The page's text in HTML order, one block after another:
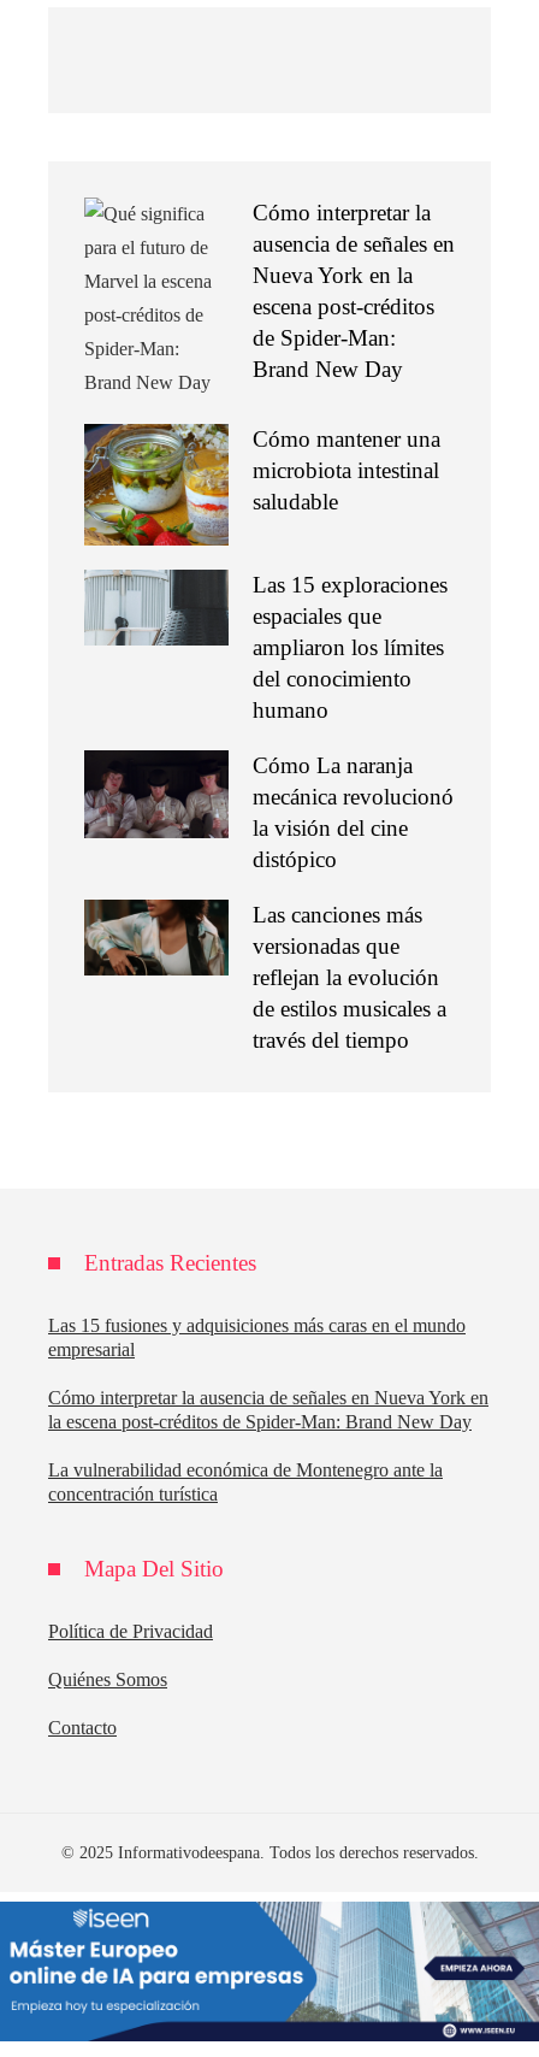
Cómo interpretar la
ausencia de señales en
Nueva York en la
escena post-créditos
de Spider-Man:
Brand New Day
Cómo mantener una
microbiota intestinal
saludable
Las 15 exploraciones
espaciales que
ampliaron los límites
del conocimiento
humano
Cómo La naranja
mecánica revolucionó
la visión del cine
distópico
Las canciones más
versionadas que
reflejan la evolución
de estilos musicales a
través del tiempo
Entradas Recientes
Las 15 fusiones y adquisiciones más caras en el mundo
empresarial
Cómo interpretar la ausencia de señales en Nueva York en
la escena post-créditos de Spider-Man: Brand New Day
La vulnerabilidad económica de Montenegro ante la
concentración turística
Mapa Del Sitio
Política de Privacidad
Quiénes Somos
Contacto
© 2025 Informativodeespana. Todos los derechos reservados.